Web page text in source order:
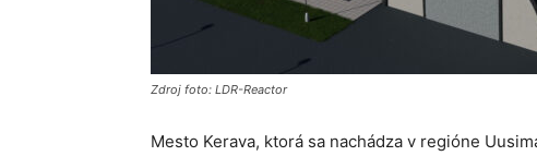
Zdroj foto: LDR-Reactor
Mesto Kerava, ktorá sa nachádza v regióne